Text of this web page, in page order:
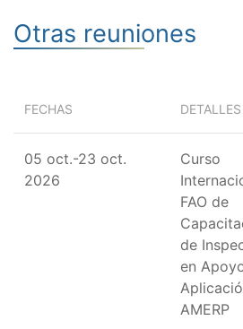
Otras reuniones
FECHAS DETALLES
05 oct.-23 oct.
2026
Curso
FAO de
de
en
AMERP